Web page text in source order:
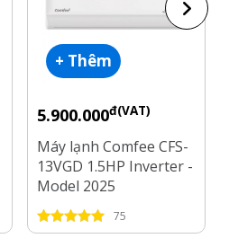
+ Thêm
5.900.000đ(VAT)
Máy lạnh Comfee CFS-
13VGD 1.5HP Inverter -
Model 2025
75